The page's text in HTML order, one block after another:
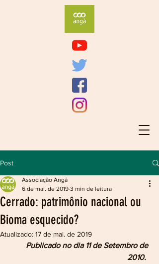
Post
Cerrado: patrimônio nacional ou
Bioma esquecido?
Associação Angá
6 de mai. de 2019 3 min de leitura
Atualizado: 17 de mai. de 2019
Publicado no dia 11 de Setembro de
2010.